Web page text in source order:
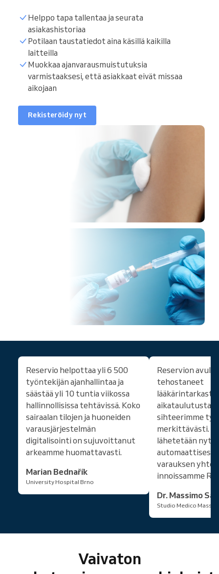
Helppo tapa tallentaa ja seurata
asiakashistoriaa
Potilaan taustatiedot aina käsillä kaikilla
laitteilla
Muokkaa ajanvarausmuistutuksia
varmistaaksesi, että asiakkaat eivät missaa
aikojaan
Rekisteröidy nyt
Reservio helpottaa yli 6 500
työntekijän ajanhallintaa ja
säästää yli 10 tuntia viikossa
hallinnollisissa tehtävissä. Koko
sairaalan tilojen ja huoneiden
varausjärjestelmän
digitalisointi on sujuvoittanut
arkeamme huomattavasti.
Marian Bednařík
University Hospital Brno
Reservion avulla
tehostaneet
aikataulutusta
sihteerimme
merkittävästi.
lähetetään nyt
automaattisesti
varauksen
innoissamme
Dr. Massimo
Studio Medico
Vaivaton